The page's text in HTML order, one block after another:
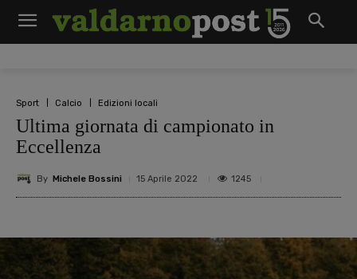
Sport Calcio Edizioni locali
Ultima giornata di campionato in
Eccellenza
By Michele Bossini 15 Aprile 2022 1245